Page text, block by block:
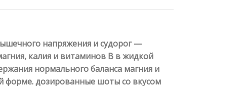
напряжения и судорог —
калия и витаминов B в жидкой
нормального баланса магния и
форме. дозированные шоты со вкусом